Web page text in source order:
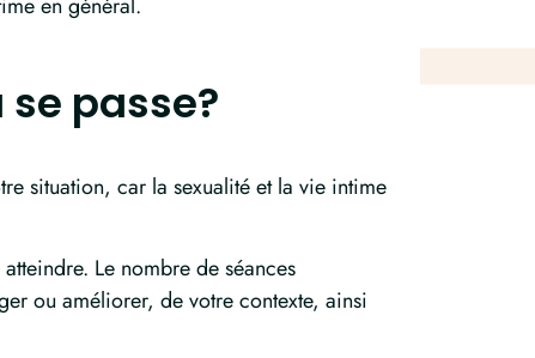
passe?
situation, car la sexualité et la vie intime
Le nombre de séances
ou améliorer, de votre contexte, ainsi